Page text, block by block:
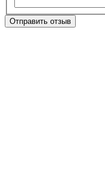
Отправить отзыв